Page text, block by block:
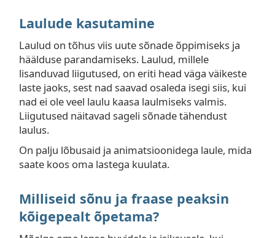
Laulude kasutamine
Laulud on tõhus viis uute sõnade õppimiseks ja
häälduse parandamiseks. Laulud, millele
lisanduvad liigutused, on eriti head väga väikeste
laste jaoks, sest nad saavad osaleda isegi siis, kui
nad ei ole veel laulu kaasa laulmiseks valmis.
Liigutused näitavad sageli sõnade tähendust
laulus.
On palju lõbusaid ja animatsioonidega laule, mida
saate koos oma lastega kuulata.
Milliseid sõnu ja fraase peaksin
kõigepealt õpetama?